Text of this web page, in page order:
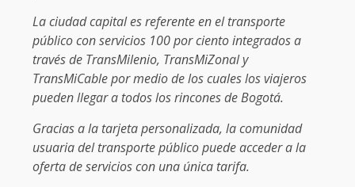
La ciudad capital es referente en el transporte
público con servicios 100 por ciento integrados a
través de TransMilenio, TransMiZonal y
TransMiCable por medio de los cuales los viajeros
pueden llegar a todos los rincones de Bogotá.
Gracias a la tarjeta personalizada, la comunidad
usuaria del transporte público puede acceder a la
oferta de servicios con una única tarifa.